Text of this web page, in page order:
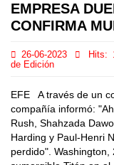
EMPRESA
CONFIRMA
26-06-2023 Hits:
de Edición
EFE A través de un
compañía informó:
Rush, Shahzada
Harding y Paul-Henri
perdido".